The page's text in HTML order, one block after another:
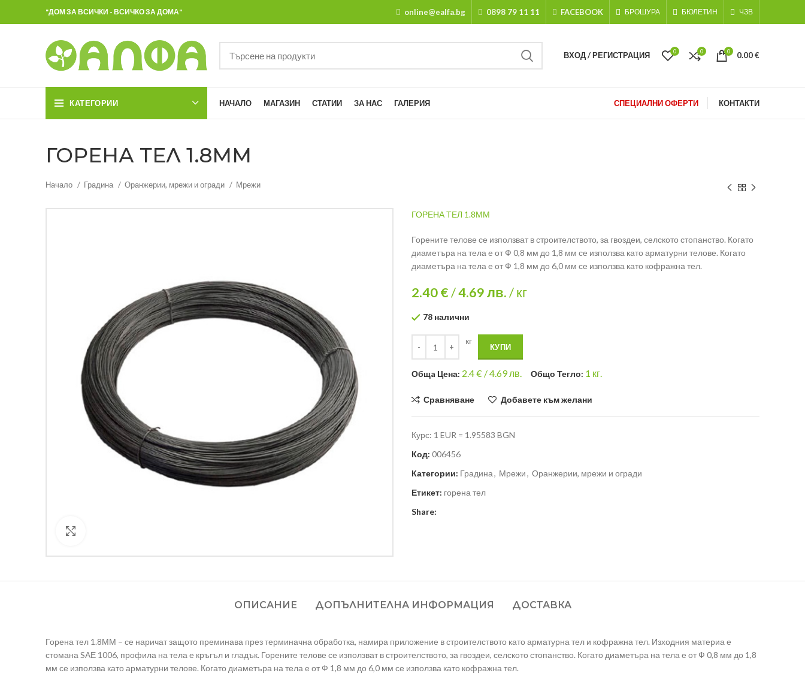
"ДОМ ЗА ВСИЧКИ - ВСИЧКО ЗА ДОМА" online@ealfa.bg 0898 79 11 11 FACEBOOK БРОШУРА БЮЛЕТИН ЧЗВ
ВХОД / РЕГИСТРАЦИЯ 0 0 0 0.00€
КАТЕГОРИИ НАЧАЛО МАГАЗИН СТАТИИ ЗА НАС ГАЛЕРИЯ СПЕЦИАЛНИ ОФЕРТИ КОНТАКТИ
ГОРЕНА ТЕЛ 1.8ММ
Начало Градина Оранжерии, мрежи и огради Мрежи
ГОРЕНА ТЕЛ 1.8ММ
Горените телове се използват в строителството, за гвоздеи, селското стопанство. Когато
диаметъра на тела е от Ф 0,8 мм до 1,8 мм се използва като арматурни телове. Когато
диаметъра на тела е от Ф 1,8 мм до 6,0 мм се използва като кофражна тел.
2.40 €/4.69лв./ кг
78 налични
кг
КУПИ
Общa Цена: 2.4€ /4.69 лв. Общо Тегло: 1 кг.
Сравняване Добавете към желани
Курс: 1 EUR = 1.95583 BGN
Код: 006456
Категории: Градина, Мрежи, Оранжерии, мрежи и огради
Етикет: горена тел
Share:
ОПИСАНИЕ ДОПЪЛНИТЕЛНА ИНФОРМАЦИЯ ДОСТАВКА
Горена тел 1.8ММ – се наричат защото преминава през терминачна обработка, намира приложение в строителството като арматурна тел и кофражна тел. Изходния материа е
стомана SАЕ 1006, профила на тела е кръгъл и гладък. Горените телове се използват в строителството, за гвоздеи, селското стопанство. Когато диаметъра на тела е от Ф 0,8 мм до 1,8
мм се използва като арматурни телове. Когато диаметъра на тела е от Ф 1,8 мм до 6,0 мм се използва като кофражна тел.